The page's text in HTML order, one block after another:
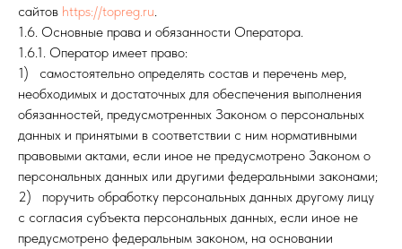
сайтов https://topreg.ru.
1.6. Основные права и обязанности Оператора.
1.6.1. Оператор имеет право:
1) самостоятельно определять состав и перечень мер,
необходимых и достаточных для обеспечения выполнения
обязанностей, предусмотренных Законом о персональных
данных и принятыми в соответствии с ним нормативными
правовыми актами, если иное не предусмотрено Законом о
персональных данных или другими федеральными законами;
2) поручить обработку персональных данных другому лицу
с согласия субъекта персональных данных, если иное не
предусмотрено федеральным законом, на основании